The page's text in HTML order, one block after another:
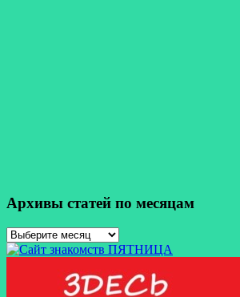
Архивы статей по месяцам
Архивы
статей